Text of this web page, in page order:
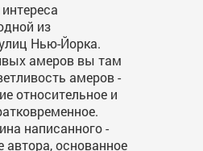
из
Нью-Йорка.
амеров вы там
амеров -
относительное и
написанного -
автора, основанное